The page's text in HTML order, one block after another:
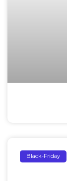
Black-Friday